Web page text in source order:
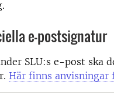
e-postsignatur
SLU:s e-post ska
Här finns anvisningar